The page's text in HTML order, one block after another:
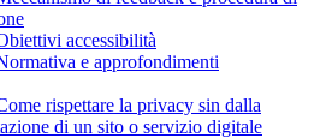
accessibilità
e approfondimenti
rispettare la privacy sin dalla
di un sito o servizio digitale